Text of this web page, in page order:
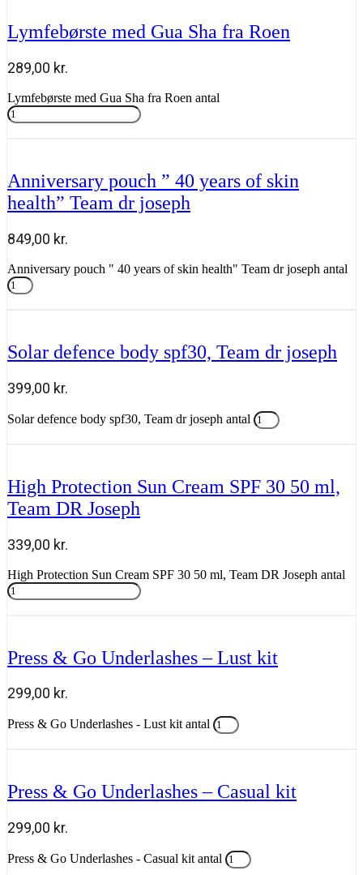
Lymfebørste med Gua Sha fra Roen
289,00 kr.
Lymfebørste med Gua Sha fra Roen antal
Anniversary pouch ” 40 years of skin
health” Team dr joseph
849,00 kr.
Anniversary pouch " 40 years of skin health" Team dr joseph antal
Solar defence body spf30, Team dr joseph
399,00 kr.
Solar defence body spf30, Team dr joseph antal
High Protection Sun Cream SPF 30 50 ml,
Team DR Joseph
339,00 kr.
High Protection Sun Cream SPF 30 50 ml, Team DR Joseph antal
Press & Go Underlashes – Lust kit
299,00 kr.
Press & Go Underlashes - Lust kit antal
Press & Go Underlashes – Casual kit
299,00 kr.
Press & Go Underlashes - Casual kit antal